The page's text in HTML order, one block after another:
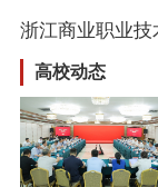
浙江商业职业技
高校动态